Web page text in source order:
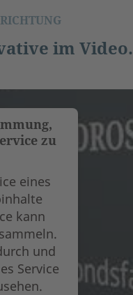
im Video.
zu
eines
kann
und
Service